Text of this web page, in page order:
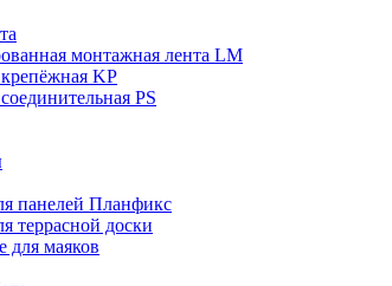
монтажная лента LM
KP
PS
панелей Планфикс
террасной доски
для маяков